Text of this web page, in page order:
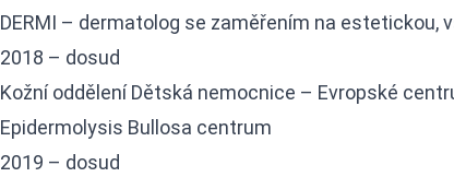
DERMI – dermatolog se zaměřením na estetickou,
2018 – dosud
Kožní oddělení Dětská nemocnice – Evropské
Epidermolysis Bullosa centrum
2019 – dosud